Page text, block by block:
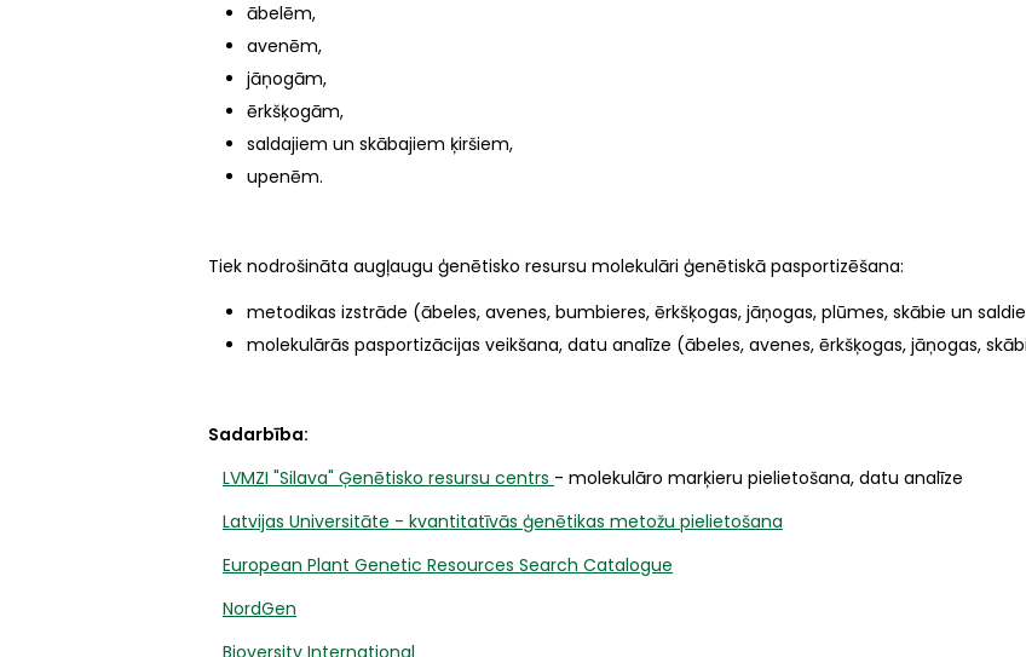
ābelēm,
avenēm,
jāņogām,
ērkšķogām,
saldajiem un skābajiem ķiršiem,
upenēm.
Tiek nodrošināta augļaugu ģenētisko resursu molekulāri ģenētiskā pasportizēšana:
metodikas izstrāde (ābeles, avenes, bumbieres, ērkšķogas, jāņogas, plūmes, skābie un
molekulārās pasportizācijas veikšana, datu analīze (ābeles, avenes, ērkšķogas, jāņogas,
Sadarbība:
LVMZI "Silava" Ģenētisko resursu centrs - molekulāro marķieru pielietošana, datu analīze
Latvijas Universitāte - kvantitatīvās ģenētikas metožu pielietošana
European Plant Genetic Resources Search Catalogue
NordGen
Bioversity International